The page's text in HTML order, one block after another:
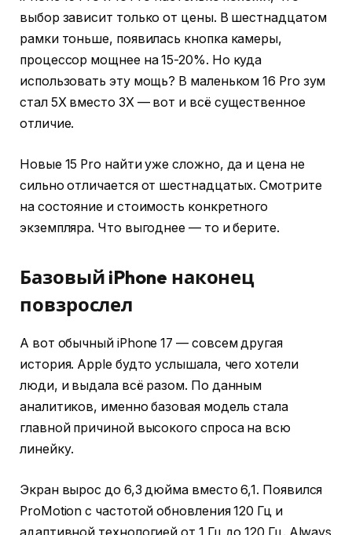
выбор зависит только от цены. В шестнадцатом
рамки тоньше, появилась кнопка камеры,
процессор мощнее на 15-20%. Но куда
использовать эту мощь? В маленьком 16 Pro зум
стал 5X вместо 3X — вот и всё существенное
отличие.
Новые 15 Pro найти уже сложно, да и цена не
сильно отличается от шестнадцатых. Смотрите
на состояние и стоимость конкретного
экземпляра. Что выгоднее — то и берите.
Базовый iPhone наконец
повзрослел
А вот обычный iPhone 17 — совсем другая
история. Apple будто услышала, чего хотели
люди, и выдала всё разом. По данным
аналитиков, именно базовая модель стала
главной причиной высокого спроса на всю
линейку.
Экран вырос до 6,3 дюйма вместо 6,1. Появился
ProMotion с частотой обновления 120 Гц и